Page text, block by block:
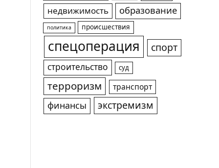
недвижимость
образование
политика происшествия
спецоперация спорт
строительство суд
терроризм транспорт
финансы экстремизм